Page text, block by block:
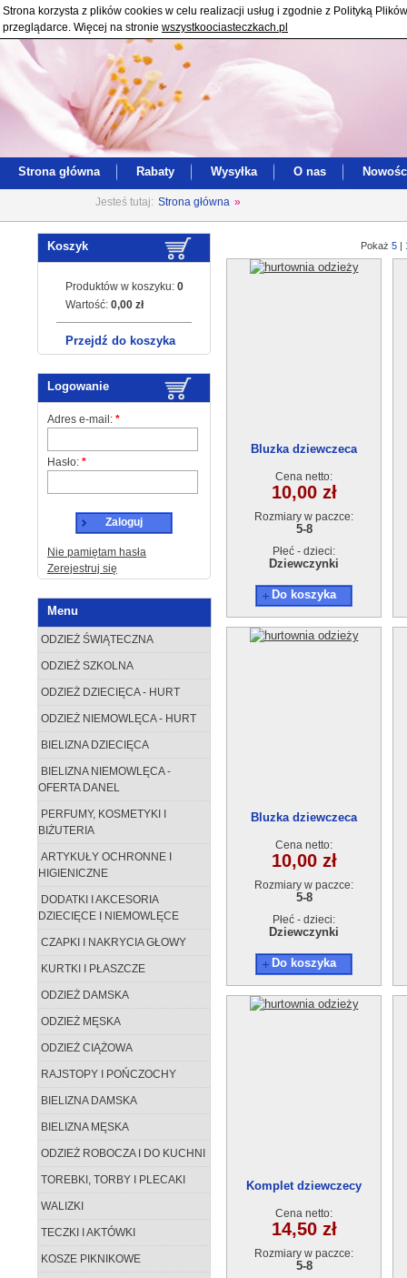
Strona korzysta z plików cookies w celu realizacji usług i zgodnie z Polityką
przeglądarce. Więcej na stronie wszystkoociasteczkach.pl
Strona główna Rabaty Wysyłka O nas
Jesteś tutaj: Strona główna »
Koszyk
Produktów w koszyku: 0
Wartość: 0,00 zł
Przejdź do koszyka
Logowanie
Adres e-mail: *
Hasło: *
Zaloguj
Nie pamiętam hasła
Zerejestruj się
Menu
ODZIEŻ ŚWIĄTECZNA
ODZIEŻ SZKOLNA
ODZIEŻ DZIECIĘCA - HURT
ODZIEŻ NIEMOWLĘCA - HURT
BIELIZNA DZIECIĘCA
BIELIZNA NIEMOWLĘCA -
OFERTA DANEL
PERFUMY, KOSMETYKI I
BIŻUTERIA
ARTYKUŁY OCHRONNE I
HIGIENICZNE
DODATKI I AKCESORIA
DZIECIĘCE I NIEMOWLĘCE
CZAPKI I NAKRYCIA GŁOWY
KURTKI I PŁASZCZE
ODZIEŻ DAMSKA
ODZIEŻ MĘSKA
ODZIEŻ CIĄŻOWA
RAJSTOPY I POŃCZOCHY
BIELIZNA DAMSKA
BIELIZNA MĘSKA
ODZIEŻ ROBOCZA I DO KUCHNI
TOREBKI, TORBY I PLECAKI
WALIZKI
TECZKI I AKTÓWKI
KOSZE PIKNIKOWE
Pokaż 5 |
Bluzka dziewczeca
Cena netto:
10,00 zł
Rozmiary w paczce:
5-8
Płeć - dzieci:
Dziewczynki
Do koszyka
Bluzka dziewczeca
Cena netto:
10,00 zł
Rozmiary w paczce:
5-8
Płeć - dzieci:
Dziewczynki
Do koszyka
Komplet dziewczecy
Cena netto:
14,50 zł
Rozmiary w paczce:
5-8